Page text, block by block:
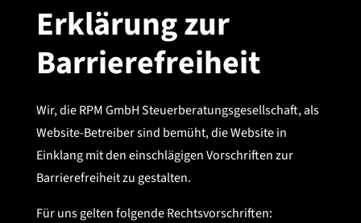
Erklärung zur
Barrierefreiheit
Wir, die RPM GmbH Steuerberatungsgesellschaft, als
Website-Betreiber sind bemüht, die Website in
Einklang mit den einschlägigen Vorschriften zur
Barrierefreiheit zu gestalten.
Für uns gelten folgende Rechtsvorschriften: